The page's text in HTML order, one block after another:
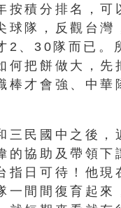
按積分排名，可
球隊，反觀台灣
2、30隊而已。
何把餅做大，先
棒才會強、中華
三民國中之後，
的協助及帶領下
指日可待！他現
一間間復育起來